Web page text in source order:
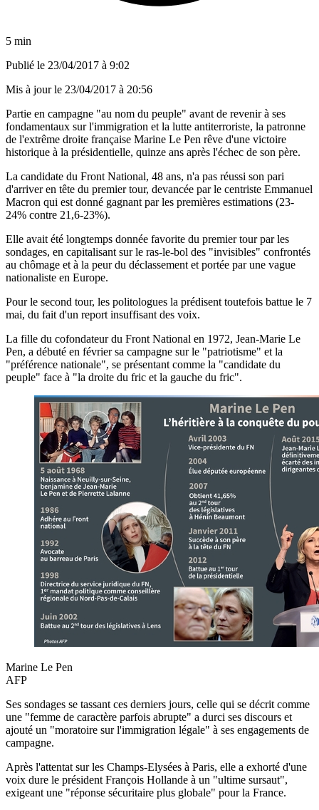
5 min
Publié le 23/04/2017 à 9:02
Mis à jour le 23/04/2017 à 20:56
Partie en campagne "au nom du peuple" avant de revenir à ses
fondamentaux sur l'immigration et la lutte antiterroriste, la patronne
de l'extrême droite française Marine Le Pen rêve d'une victoire
historique à la présidentielle, quinze ans après l'échec de son père.
La candidate du Front National, 48 ans, n'a pas réussi son pari
d'arriver en tête du premier tour, devancée par le centriste Emmanuel
Macron qui est donné gagnant par les premières estimations (23-
24% contre 21,6-23%).
Elle avait été longtemps donnée favorite du premier tour par les
sondages, en capitalisant sur le ras-le-bol des "invisibles" confrontés
au chômage et à la peur du déclassement et portée par une vague
nationaliste en Europe.
Pour le second tour, les politologues la prédisent toutefois battue le 7
mai, du fait d'un report insuffisant des voix.
La fille du cofondateur du Front National en 1972, Jean-Marie Le
Pen, a débuté en février sa campagne sur le "patriotisme" et la
"préférence nationale", se présentant comme la "candidate du
peuple" face à "la droite du fric et la gauche du fric".
Marine Le Pen
AFP
Ses sondages se tassant ces derniers jours, celle qui se décrit comme
une "femme de caractère parfois abrupte" a durci ses discours et
ajouté un "moratoire sur l'immigration légale" à ses engagements de
campagne.
Après l'attentat sur les Champs-Elysées à Paris, elle a exhorté d'une
voix dure le président François Hollande à un "ultime sursaut",
exigeant une "réponse sécuritaire plus globale" pour la France.